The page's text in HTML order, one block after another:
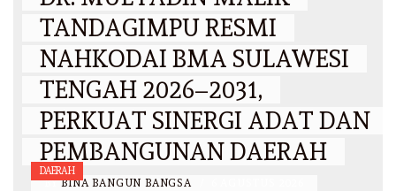
TANDAGIMPU RESMI
NAHKODAI BMA SULAWESI
TENGAH 2026–2031,
PERKUAT SINERGI ADAT DAN
PEMBANGUNAN DAERAH
BY BINA BANGUN BANGSA
DAERAH